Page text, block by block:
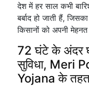
देश में हर साल कभी
बर्बाद हो जाती हैं,
किसानों को अपनी
72 घंटे के अंदर
सुविधा, Meri
Yojana के तहत